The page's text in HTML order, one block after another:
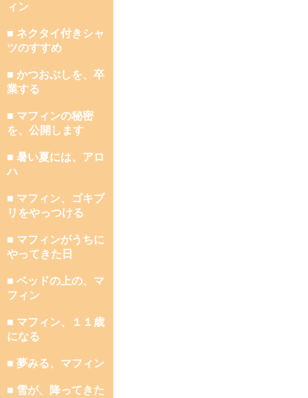
ィン
■ ネクタイ付きシャ
ツのすすめ
■ かつおぶしを、卒
業する
■ マフィンの秘密
を、公開します
■ 暑い夏には、アロ
ハ
■ マフィン、ゴキブ
リをやっつける
■ マフィンがうちに
やってきた日
■ ベッドの上の、マ
フィン
■ マフィン、１１歳
になる
■ 夢みる、マフィン
■ 雪が、降ってきた